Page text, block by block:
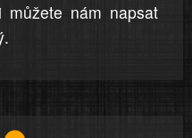
můžete nám napsat